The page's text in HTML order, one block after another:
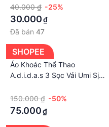
Bomber Das Nam Nữ Form
Dáng Unisex
40.000 ₫ -25%
30.000₫
Đã bán 47
SHOPEE
Áo Khoác Thể Thao
A.d.i.d.a.s 3 Sọc Vải Umi Sịn
Nam Nữ Unisex thời trang
bán chạy
150.000 ₫ -50%
75.000₫